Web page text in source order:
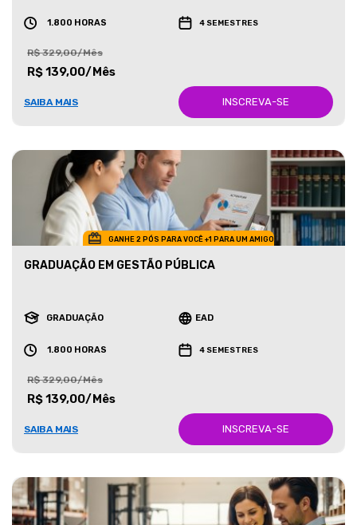
1.800 HORAS 4 SEMESTRES
R$ 329,00/Mês
R$ 139,00/Mês
SAIBA MAIS INSCREVA-SE
GANHE 2 PÓS PARA VOCÊ +1 PARA UM AMIGO
GRADUAÇÃO EM GESTÃO PÚBLICA
GRADUAÇÃO EAD
1.800 HORAS 4 SEMESTRES
R$ 329,00/Mês
R$ 139,00/Mês
SAIBA MAIS INSCREVA-SE